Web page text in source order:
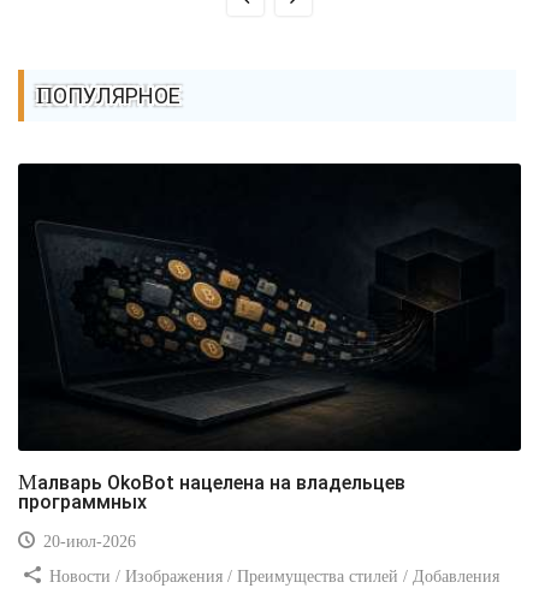
ПОПУЛЯРНОЕ
Малварь OkoBot нацелена на владельцев
программных
20-июл-2026
Новости / Изображения / Преимущества стилей / Добавления